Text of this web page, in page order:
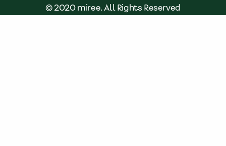
© 2020 miree. All Rights Reserved